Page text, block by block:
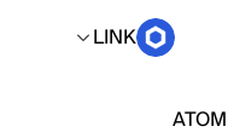
LINK
ATOM